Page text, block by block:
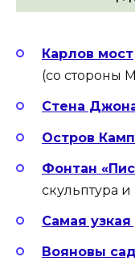
Карлов мост
(со стороны
Стена
Остров
Фонтан
скульптура
Самая
Вояновы